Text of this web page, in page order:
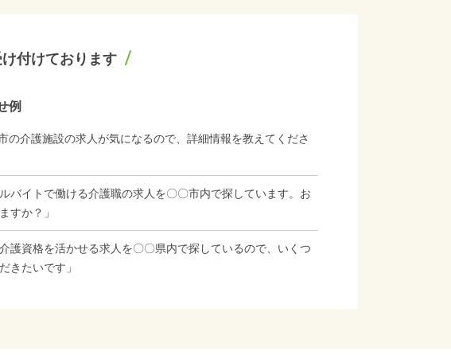
付けております
例
の介護施設の求人が気になるので、詳細情報を教えてくださ
ルバイトで働ける介護職の求人を〇〇市内で探しています。お
すか？」
介護資格を活かせる求人を〇〇県内で探しているので、いくつ
きたいです」